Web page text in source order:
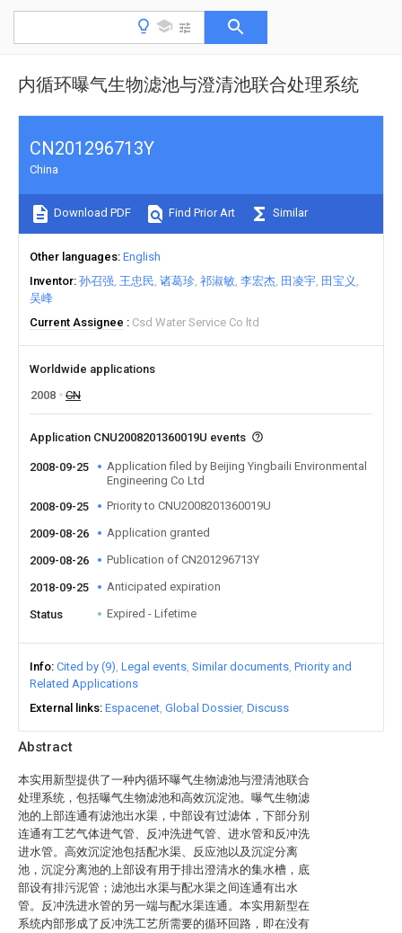
内循环曝气生物滤池与澄清池联合处理系统
Abstract
本实用新型提供了一种内循环曝气生物滤池与澄清池联合
处理系统，包括曝气生物滤池和高效沉淀池。曝气生物滤
池的上部连通有滤池出水渠，中部设有过滤体，下部分别
连通有工艺气体进气管、反冲洗进气管、进水管和反冲洗
进水管。高效沉淀池包括配水渠、反应池以及沉淀分离
池，沉淀分离池的上部设有用于排出澄清水的集水槽，底
部设有排污泥管；滤池出水渠与配水渠之间连通有出水
管。反冲洗进水管的另一端与配水渠连通。本实用新型在
系统内部形成了反冲洗工艺所需要的循环回路，即在没有
CN201296713Y
China
Download PDF Find Prior Art Similar
Other languages English
Inventor 孙召强 王忠民 诸葛珍 祁淑敏 李宏杰 田凌宇 田宝义
吴峰
Current Assignee
Csd Water Service Co ltd
Worldwide applications
2008
CN
Application CNU2008201360019U events
2008-09-25
Application filed by Beijing Yingbaili Environmental
Engineering Co Ltd
2008-09-25
Priority to CNU2008201360019U
2009-08-26 Application granted
2009-08-26 Publication of CN201296713Y
2018-09-25 Anticipated expiration
Status Expired - Lifetime
Info Cited by (9) Legal events Similar documents Priority and
Related Applications
External links Espacenet Global Dossier Discuss